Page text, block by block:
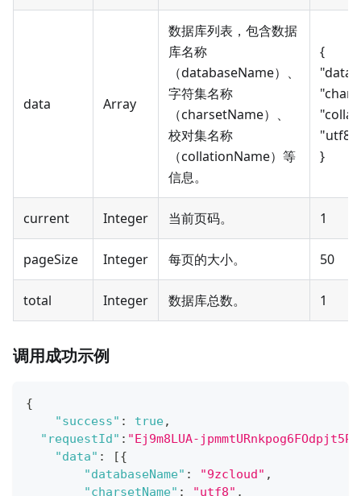
data Array
数据库列表，包含数据
库名称
（databaseName）、
字符集名称
（charsetName）、
校对集名称
（collationName）等
信息。
{
}
current Integer 当前页码。 1
pageSize Integer 每页的大小。 50
total Integer 数据库总数。 1
调用成功示例
{
"success" : true,
"requestId" : "Ej9m8LUA-
"data" : [{
"databaseName" : "9zcloud" ,
"charsetName" : "utf8" ,